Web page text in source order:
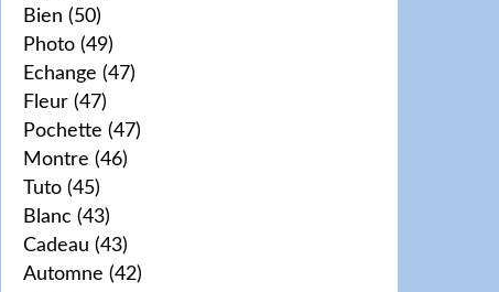
Bien (50)
Photo (49)
Echange (47)
Fleur (47)
Pochette (47)
Montre (46)
Tuto (45)
Blanc (43)
Cadeau (43)
Automne (42)